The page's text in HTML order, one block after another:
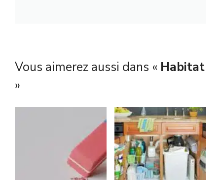
Vous aimerez aussi dans « Habitat
»